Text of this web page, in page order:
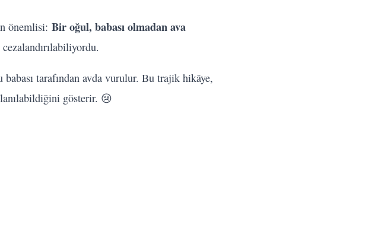
önemlisi: Bir oğul, babası olmadan ava
tarafından avda vurulur. Bu trajik hikâye,
gösterir. 😢